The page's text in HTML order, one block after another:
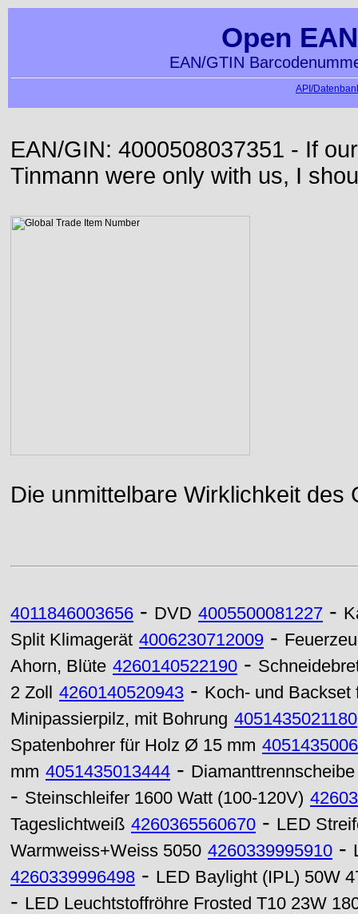
Open
EAN/GTIN
API/
EAN/GIN: 4000508037351 - If
Tinmann were only with us, I
Die unmittelbare Wirklichkeit des
4011846003656 - DVD 4005500081227 -
Split Klimagerät 4006230712009 -
Ahorn, Blüte 4260140522190 -
2 Zoll
4260140520943 - Koch- und Backset
Minipassierpilz, mit Bohrung 4051435021180
Spatenbohrer für Holz Ø 15 mm
mm 4051435013444 -
- Steinschleifer 1600 Watt (100-120V)
Tageslichtweiß 4260365560670 - LED
Warmweiss+Weiss 5050 4260339995910 -
4260339996498 - LED Baylight (IPL) 50W
- LED Leuchtstoffröhre Frosted T10 23W